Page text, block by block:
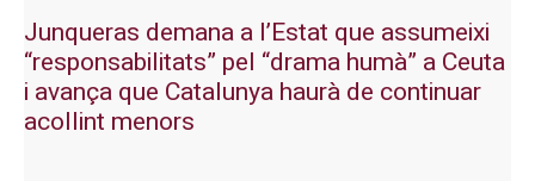
Junqueras demana a l’Estat que assumeixi
“responsabilitats” pel “drama humà” a Ceuta
i avança que Catalunya haurà de continuar
acollint menors